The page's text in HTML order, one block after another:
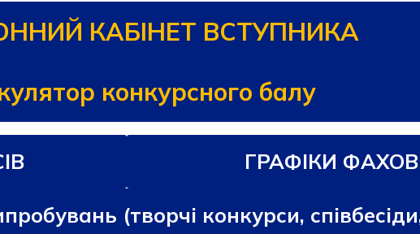
КАБІНЕТ ВСТУПНИКА
конкурсного балу
ГРАФІКИ
(творчі конкурси,